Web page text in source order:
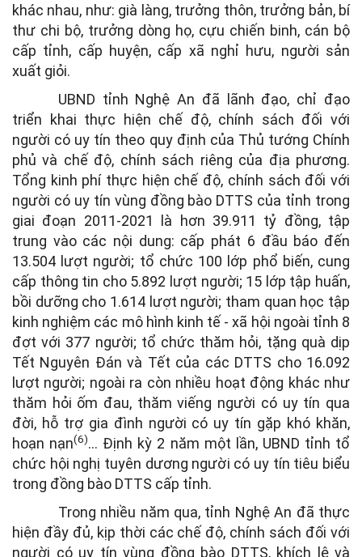
khác nhau, như: già làng, trưởng thôn, trưởng bản, bí
thư chi bộ, trưởng dòng họ, cựu chiến binh, cán bộ
cấp tỉnh, cấp huyện, cấp xã nghỉ hưu, người sản
xuất giỏi.
UBND tỉnh Nghệ An đã lãnh đạo, chỉ đạo
triển khai thực hiện chế độ, chính sách đối với
người có uy tín theo quy định của Thủ tướng Chính
phủ và chế độ, chính sách riêng của địa phương.
Tổng kinh phí thực hiện chế độ, chính sách đối với
người có uy tín vùng đồng bào DTTS của tỉnh trong
giai đoạn 2011-2021 là hơn 39.911 tỷ đồng, tập
trung vào các nội dung: cấp phát 6 đầu báo đến
13.504 lượt người; tổ chức 100 lớp phổ biến, cung
cấp thông tin cho 5.892 lượt người; 15 lớp tập huấn,
bồi dưỡng cho 1.614 lượt người; tham quan học tập
kinh nghiệm các mô hình kinh tế - xã hội ngoài tỉnh 8
đợt với 377 người; tổ chức thăm hỏi, tặng quà dịp
Tết Nguyên Đán và Tết của các DTTS cho 16.092
lượt người; ngoài ra còn nhiều hoạt động khác như
thăm hỏi ốm đau, thăm viếng người có uy tín qua
đời, hỗ trợ gia đình người có uy tín gặp khó khăn,
hoạn nạn(6)... Định kỳ 2 năm một lần, UBND tỉnh tổ
chức hội nghị tuyên dương người có uy tín tiêu biểu
trong đồng bào DTTS cấp tỉnh.
Trong nhiều năm qua, tỉnh Nghệ An đã thực
hiện đầy đủ, kịp thời các chế độ, chính sách đối với
người có uy tín vùng đồng bào DTTS, khích lệ và